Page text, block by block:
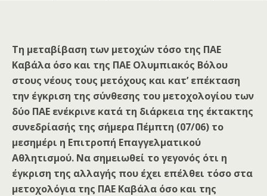
Τη μεταβίβαση των μετοχών τόσο της ΠΑΕ
Καβάλα όσο και της ΠΑΕ Ολυμπιακός Βόλου
στους νέους τους μετόχους και κατ’ επέκταση
την έγκριση της σύνθεσης του μετοχολογίου των
δύο ΠΑΕ ενέκρινε κατά τη διάρκεια της έκτακτης
συνεδρίασής της σήμερα Πέμπτη (07/06) το
μεσημέρι η Επιτροπή Επαγγελματικού
Αθλητισμού. Να σημειωθεί το γεγονός ότι η
έγκριση της αλλαγής που έχει επέλθει τόσο στα
μετοχολόγια της ΠΑΕ Καβάλα όσο και της